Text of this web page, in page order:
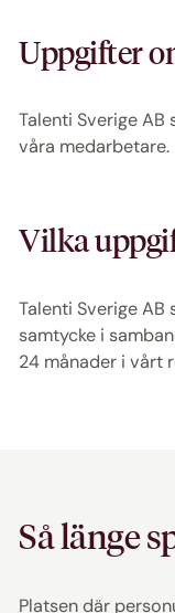
Uppgifter
Talenti Sverige
våra medarbetare.
Vilka
Talenti Sverige
samtycke i
24 månader i vårt
Så länge
Platsen där